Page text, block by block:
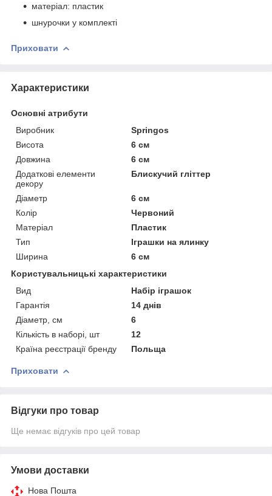
матеріал: пластик
шнурочки у комплекті
Приховати
Характеристики
Основні атрибути
Виробник
Springos
Висота
6 см
Довжина
6 см
Додаткові елементи
декору
Блискучий гліттер
Діаметр
6 см
Колір
Червоний
Матеріал
Пластик
Тип
Іграшки на ялинку
Ширина
6 см
Користувальницькі характеристики
Вид
Набір іграшок
Гарантія
14 днів
Діаметр, см
6
Кількість в наборі, шт
12
Країна реєстрації бренду
Польща
Приховати
Відгуки про товар
Ще немає відгуків про цей товар
Умови доставки
Нова Пошта